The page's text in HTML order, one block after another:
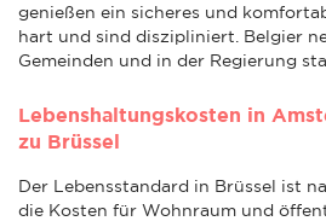
genießen ein sicheres und
hart und sind diszipliniert. Belgier
Gemeinden und in der Regierung
Lebenshaltungskosten in
zu Brüssel
Der Lebensstandard in Brüssel ist
die Kosten für Wohnraum und